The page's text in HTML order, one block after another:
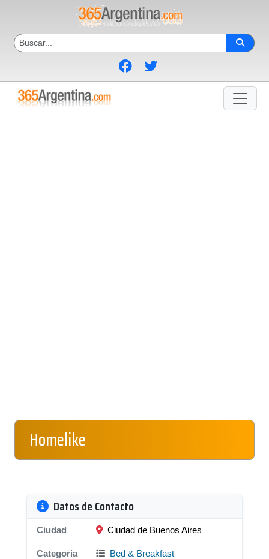
Homelike
Datos de Contacto
Ciudad Ciudad de Buenos Aires
Categoria Bed & Breakfast